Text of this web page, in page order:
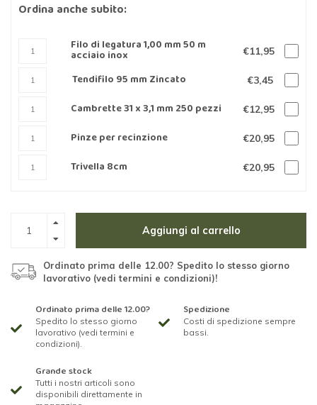
Ordina anche subito:
Filo di legatura 1,00 mm 50 m
acciaio inox €11,95
Tendifilo 95 mm Zincato €3,45
Cambrette 31 x 3,1 mm 250 pezzi €12,95
Pinze per recinzione €20,95
Trivella 8cm €20,95
Aggiungi al carrello
Ordinato prima delle 12.00? Spedito lo stesso giorno
lavorativo (vedi termini e condizioni)!
Ordinato prima delle 12.00?
Spedito lo stesso giorno
lavorativo (vedi termini e
condizioni).
Spedizione
Costi di spedizione sempre
bassi.
Grande stock
Tutti i nostri articoli sono
disponibili direttamente in